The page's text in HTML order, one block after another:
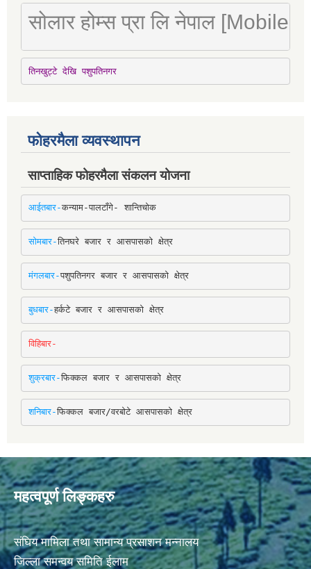
सोलार होम्स प्रा लि नेपाल [Mobile
तिनखुट्टे देखि पशुपतिनगर
फोहरमैला व्यवस्थापन
साप्ताहिक फोहरमैला संकलन योजना
आईतबार-कन्याम-पालटाँगे- शान्तिचोक
सोमबार-तिनघरे बजार र आसपासको क्षेत्र
मंगलबार-पशुपतिनगर बजार र आसपासको क्षेत्र
बुधबार-हर्कटे बजार र आसपासको क्षेत्र
विहिबार-
शुक्रबार-फिक्कल बजार र आसपासको क्षेत्र
शनिबार-फिक्कल बजार/वरबोटे आसपासको क्षेत्र
महत्वपूर्ण लिङ्कहरु
संघिय मामिला तथा सामान्य प्रसाशन मन्नालय
जिल्ला समन्वय समिति ईलाम